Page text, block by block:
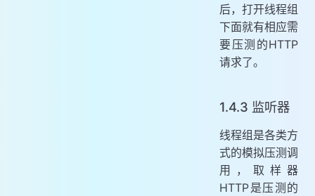
后，打开线程组
下面就有相应需
要压测的HTTP
请求了。
1.4.3 监听器
线程组是各类方
式的模拟压测调
用，取样器
HTTP是压测的